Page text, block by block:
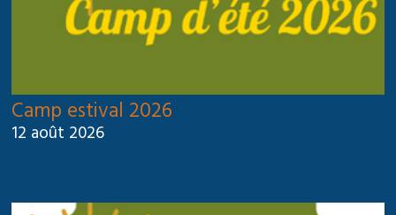
Camp estival 2026
12 août 2026